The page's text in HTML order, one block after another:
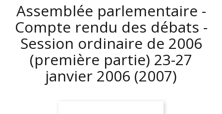
Assemblée parlementaire -
Compte rendu des débats -
Session ordinaire de 2006
(première partie) 23-27
janvier 2006 (2007)